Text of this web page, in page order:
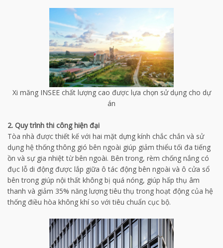
Xi măng INSEE chất lượng cao được lựa chọn sử dụng cho dự
án
2. Quy trình thi công hiện đại
Tòa nhà được thiết kế với hai mặt dựng kính chắc chắn và sử
dụng hệ thống thông gió bên ngoài giúp giảm thiểu tối đa tiếng
ồn và sự gia nhiệt từ bên ngoài. Bên trong, rèm chống nắng có
đục lỗ di động được lắp giữa ô tác động bên ngoài và ô cửa sổ
bên trong giúp nội thất không bị quá nóng, giúp hấp thụ âm
thanh và giảm 35% năng lượng tiêu thụ trong hoạt động của hệ
thống điều hòa không khí so với tiêu chuẩn cục bộ.